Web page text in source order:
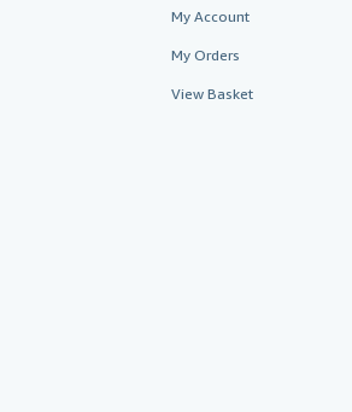
My Account
My Orders
View Basket